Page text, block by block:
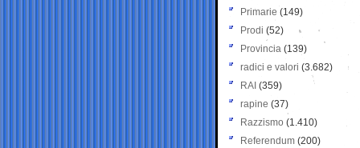
Primarie (149)
Prodi (52)
Provincia (139)
radici e valori (3.682)
RAI (359)
rapine (37)
Razzismo (1.410)
Referendum (200)